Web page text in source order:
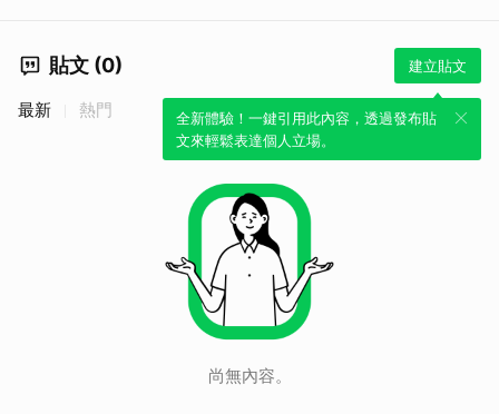
貼文 (0) 建立貼文
全新體驗！一鍵引用此內容，透過發布貼
文來輕鬆表達個人立場。
最新 熱門
尚無內容。